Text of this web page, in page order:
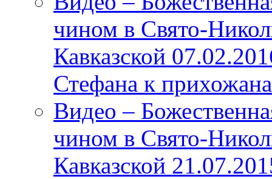
чином в Свято-
Кавказской
Стефана к
Видео –
чином в Свято-
Кавказской